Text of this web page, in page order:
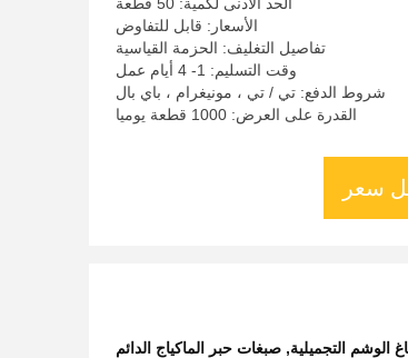
الأسعار: قابل للتفاوض
تفاصيل التغليف: الحزمة القياسية
وقت التسليم: 1- 4 أيام عمل
شروط الدفع: تي / تي ، مونيغرام ، باي بال
القدرة على العرض: 1000 قطعة يوميا
سعر
الوشم التجميلية, صبغات حبر الماكياج الدائم